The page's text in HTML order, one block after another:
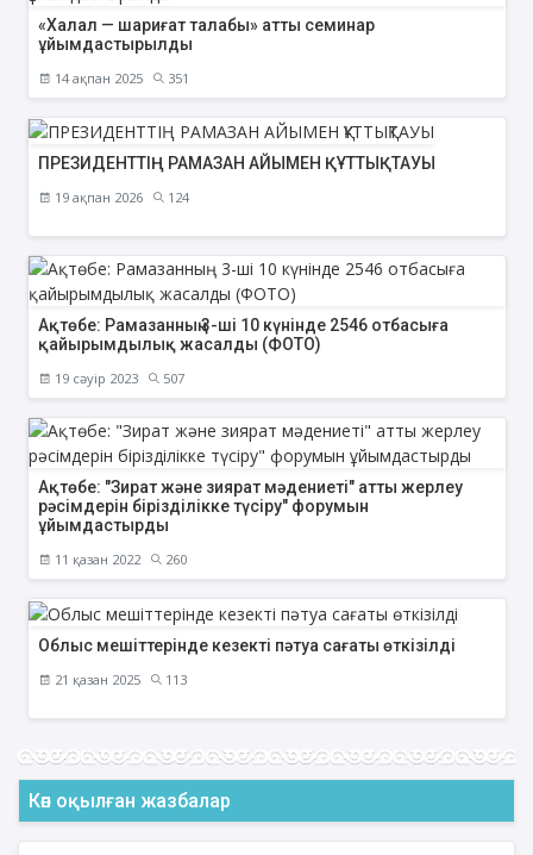
«Халал — шариғат талабы» атты семинар
ұйымдастырылды
14 ақпан 2025 351
ПРЕЗИДЕНТТІҢ РАМАЗАН АЙЫМЕН ҚҰТТЫҚТАУЫ
19 ақпан 2026 124
Ақтөбе: Рамазанның 3-ші 10 күнінде 2546 отбасыға
қайырымдылық жасалды (ФОТО)
19 сәуір 2023 507
Ақтөбе: "Зират және зиярат мәдениеті" атты жерлеу
рәсімдерін бірізділікке түсіру" форумын
ұйымдастырды
11 қазан 2022 260
Облыс мешіттерінде кезекті пәтуа сағаты өткізілді
21 қазан 2025 113
Көп оқылған жазбалар